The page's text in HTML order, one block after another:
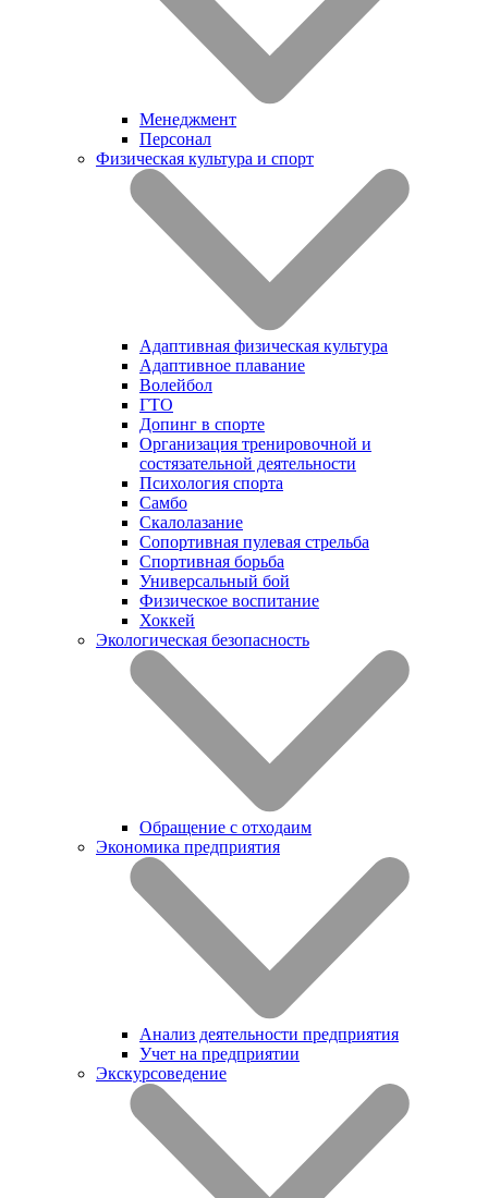
Менеджмент
Персонал
Физическая культура и спорт
Адаптивная физическая культура
Адаптивное плавание
Волейбол
ГТО
Допинг в спорте
Организация тренировочной и
состязательной деятельности
Психология спорта
Самбо
Скалолазание
Сопортивная пулевая стрельба
Спортивная борьба
Универсальный бой
Физическое воспитание
Хоккей
Экологическая безопасность
Обращение с отходаим
Экономика предприятия
Анализ деятельности предприятия
Учет на предприятии
Экскурсоведение